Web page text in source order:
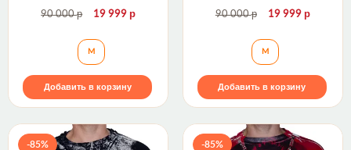
90 000р 19 999р
Футболка TS000031 The Saints Sinphony
M
Добавить в корзину
90 000р 19 999 р
Футболка
M
Добавить в корзину
-85% -85%